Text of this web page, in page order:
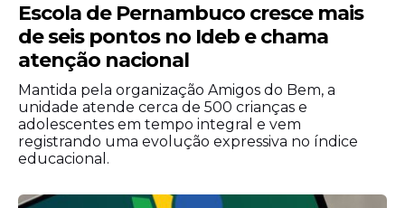
Escola de Pernambuco cresce mais
de seis pontos no Ideb e chama
atenção nacional
Mantida pela organização Amigos do Bem, a
unidade atende cerca de 500 crianças e
adolescentes em tempo integral e vem
registrando uma evolução expressiva no índice
educacional.